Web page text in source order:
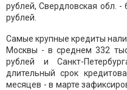
рублей, Свердловская обл. -
рублей.
Самые крупные кредиты
Москвы - в среднем 332
рублей и Санкт-
длительный срок
месяцев - в марте